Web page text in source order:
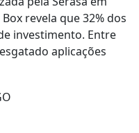
revela que 32% dos
investimento. Entre
aplicações